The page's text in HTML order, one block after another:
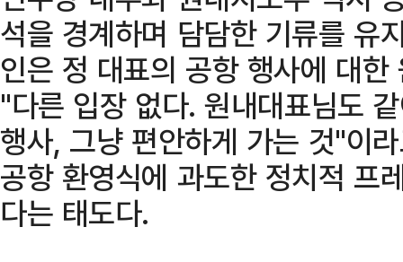
석을 경계하며 담담한 기류를 유
인은 정 대표의 공항 행사에 대
"다른 입장 없다. 원내대표님도
행사, 그냥 편안하게 가는 것"이
공항 환영식에 과도한 정치적 프
다는 태도다.